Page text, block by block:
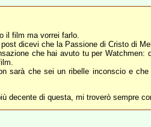
il film ma vorrei farlo.
dicevi che la Passione di Cristo di
che hai avuto tu per
sarà che sei un ribelle inconscio e
decente di questa, mi troverò sempre